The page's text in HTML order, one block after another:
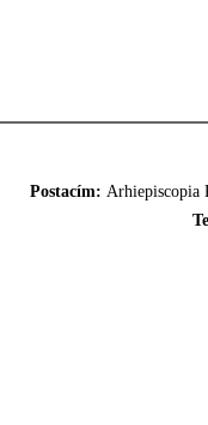
Postacím: Arhiepiscopia